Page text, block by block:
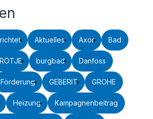
Aktuelles Axor Bad
burgbad Danfoss
Förderung GEBERIT GROHE
Heizung Kampagnenbeitrag